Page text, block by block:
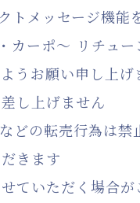
トメッセージ機能
ーポ～ リチュー
うお願い申し上げ
し上げません
どの転売行為は
きます
ていただく場合